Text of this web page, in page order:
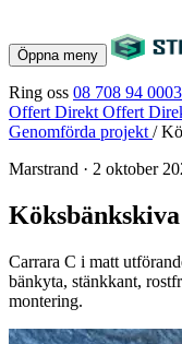
Öppna meny
Ring oss 08 708 94 00
Offert Direkt Offert
Genomförda projekt /
Marstrand · 2 oktober
Carrara C i matt
bänkyta, stänkkant,
montering.